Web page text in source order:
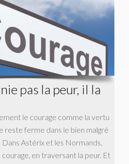
pas la peur, il la
le courage comme la vertu
reste ferme dans le bien malgré
Dans Astérix et les Normands,
en traversant la peur. Et